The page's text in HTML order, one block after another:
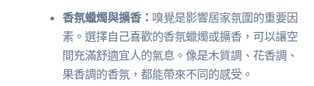
香氛蠟燭與擴香： 嗅覺是影響居家氛圍的重要因
素。選擇自己喜歡的香氛蠟燭或擴香，可以讓空
間充滿舒適宜人的氣息。像是木質調、花香調、
果香調的香氛，都能帶來不同的感受。